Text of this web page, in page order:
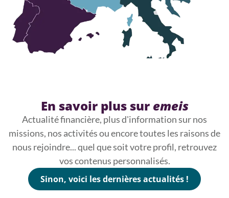
En savoir plus sur emeis
Actualité financière, plus d'information sur nos
missions, nos activités ou encore toutes les raisons de
nous rejoindre... quel que soit votre profil, retrouvez
vos contenus personnalisés.
Sinon, voici les dernières actualités !